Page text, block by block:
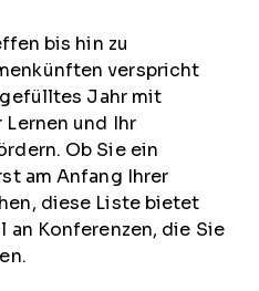
bis hin zu
verspricht
Jahr mit
Lernen und Ihr
Ob Sie ein
am Anfang Ihrer
diese Liste bietet
Konferenzen, die Sie